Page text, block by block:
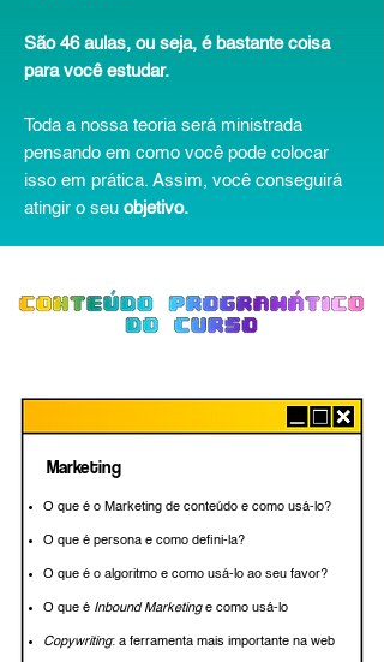
São 46 aulas, ou seja, é bastante coisa
para você estudar.
Toda a nossa teoria será ministrada
pensando em como você pode colocar
isso em prática. Assim, você conseguirá
atingir o seu objetivo.
O que é o Marketing de conteúdo e como usá-lo?
O que é persona e como defini-la?
O que é o algoritmo e como usá-lo ao seu favor?
O que é Inbound Marketinge como usá-lo
Copywriting: a ferramenta mais importante na web
Marketing